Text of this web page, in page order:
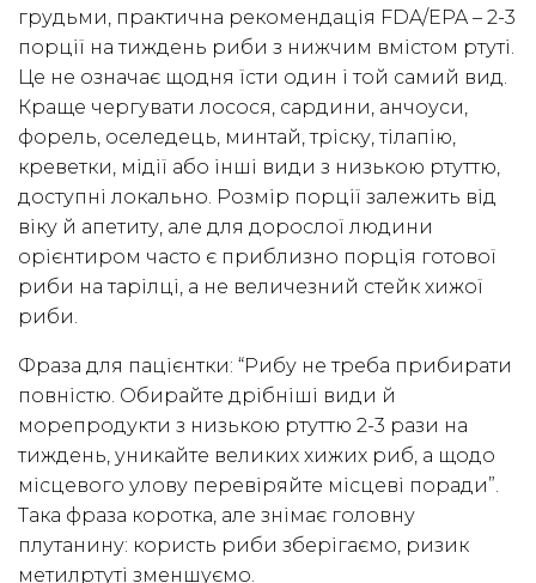
грудьми, практична рекомендація FDA/EPA – 2-3
порції на тиждень риби з нижчим вмістом ртуті.
Це не означає щодня їсти один і той самий вид.
Краще чергувати лосося, сардини, анчоуси,
форель, оселедець, минтай, тріску, тілапію,
креветки, мідії або інші види з низькою ртуттю,
доступні локально. Розмір порції залежить від
віку й апетиту, але для дорослої людини
орієнтиром часто є приблизно порція готової
риби на тарілці, а не величезний стейк хижої
риби.
Фраза для пацієнтки: “Рибу не треба прибирати
повністю. Обирайте дрібніші види й
морепродукти з низькою ртуттю 2-3 рази на
тиждень, уникайте великих хижих риб, а щодо
місцевого улову перевіряйте місцеві поради”.
Така фраза коротка, але знімає головну
плутанину: користь риби зберігаємо, ризик
метилртуті зменшуємо.